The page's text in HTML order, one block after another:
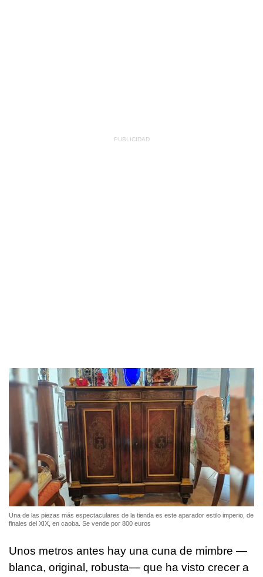
Una de las piezas más espectaculares de la tienda es este aparador estilo imperio, de
finales del XIX, en caoba. Se vende por 800 euros
Unos metros antes hay una cuna de mimbre —
blanca, original, robusta— que ha visto crecer a